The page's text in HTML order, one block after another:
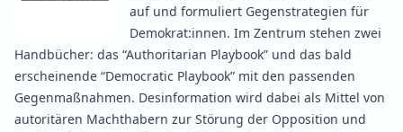
auf und formuliert Gegenstrategien für
Demokrat:innen. Im Zentrum stehen zwei
Handbücher: das “Authoritarian Playbook” und das bald
erscheinende “Democratic Playbook” mit den passenden
Gegenmaßnahmen. Desinformation wird dabei als Mittel von
autoritären Machthabern zur Störung der Opposition und